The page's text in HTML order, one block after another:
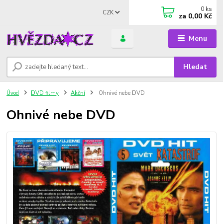
Menu
CZK
Hledat
0 ks
za 0,00 Kč
Úvod DVD filmy Akční Ohnivé nebe DVD
Ohnivé nebe DVD